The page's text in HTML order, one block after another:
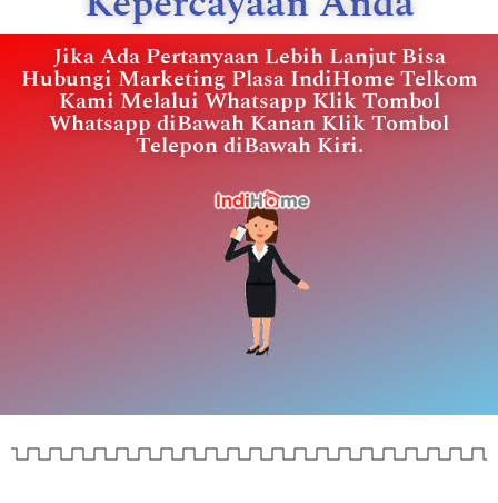
Jika Ada Pertanyaan Lebih Lanjut Bisa
Hubungi Marketing Plasa IndiHome Telkom
Kami Melalui Whatsapp Klik Tombol
Whatsapp diBawah Kanan Klik Tombol
Telepon diBawah Kiri.